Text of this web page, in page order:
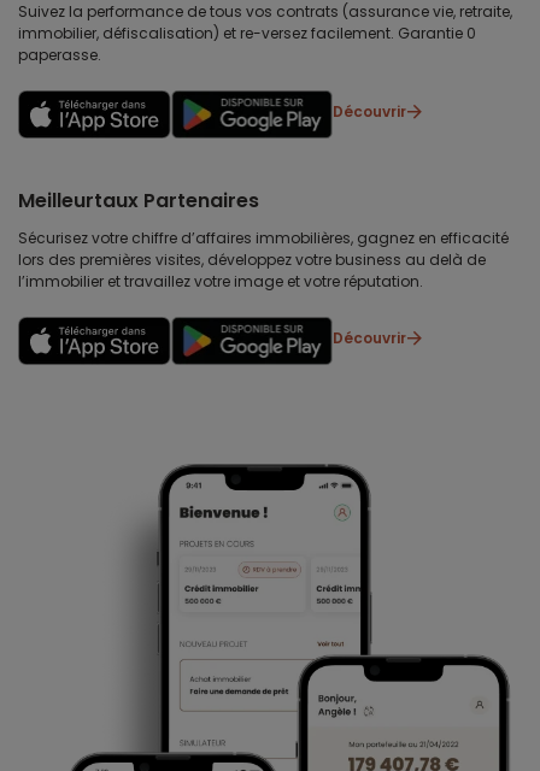
Suivez la performance de tous vos contrats (assurance vie, retraite,
immobilier, défiscalisation) et re-versez facilement. Garantie 0
paperasse.
Découvrir
Meilleurtaux Partenaires
Sécurisez votre chiffre d’affaires immobilières, gagnez en efficacité
lors des premières visites, développez votre business au delà de
l’immobilier et travaillez votre image et votre réputation.
Découvrir